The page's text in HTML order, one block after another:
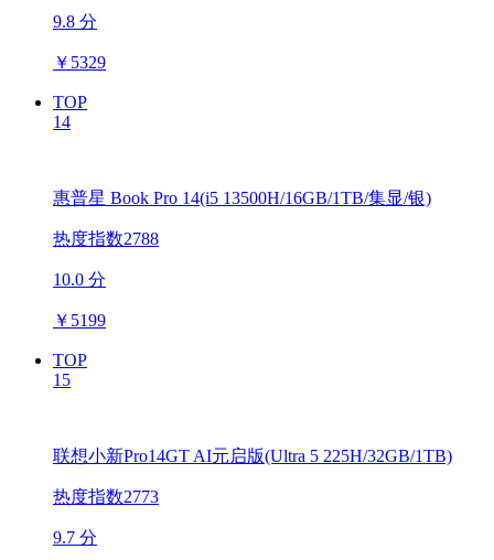
9.8 分
￥ 5329
TOP
14
惠普星 Book Pro 14(i5 13500H/16GB/1TB/集显/银)
热度指数2788
10.0 分
￥ 5199
TOP
15
联想小新Pro14GT AI元启版(Ultra 5 225H/32GB/1TB)
热度指数2773
9.7 分